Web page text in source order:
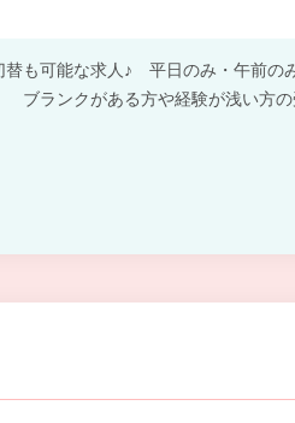
替も可能な求人♪ 平日のみ・午前の
ブランクがある方や経験が浅い方の